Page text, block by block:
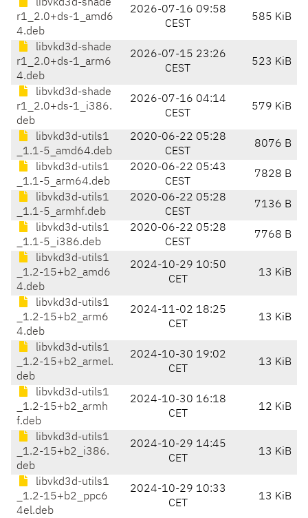
libvkd3d-shade
r1_2.0+ds-1_amd6
4.deb
2026-07-16 09:58
CEST
585 KiB
libvkd3d-shade
r1_2.0+ds-1_arm6
4.deb
2026-07-15 23:26
CEST
523 KiB
libvkd3d-shade
r1_2.0+ds-1_i386.
deb
2026-07-16 04:14
CEST
579 KiB
libvkd3d-utils1
_1.1-5_amd64.deb
2020-06-22 05:28
CEST
8076 B
libvkd3d-utils1
_1.1-5_arm64.deb
2020-06-22 05:43
CEST
7828 B
libvkd3d-utils1
_1.1-5_armhf.deb
2020-06-22 05:28
CEST
7136 B
libvkd3d-utils1
_1.1-5_i386.deb
2020-06-22 05:28
CEST
7768 B
libvkd3d-utils1
_1.2-15+b2_amd6
4.deb
2024-10-29 10:50
CET
13 KiB
libvkd3d-utils1
_1.2-15+b2_arm6
4.deb
2024-11-02 18:25
CET
13 KiB
libvkd3d-utils1
_1.2-15+b2_armel.
deb
2024-10-30 19:02
CET
13 KiB
libvkd3d-utils1
_1.2-15+b2_armh
f.deb
2024-10-30 16:18
CET
12 KiB
libvkd3d-utils1
_1.2-15+b2_i386.
deb
2024-10-29 14:45
CET
13 KiB
libvkd3d-utils1
_1.2-15+b2_ppc6
4el.deb
2024-10-29 10:33
CET
13 KiB